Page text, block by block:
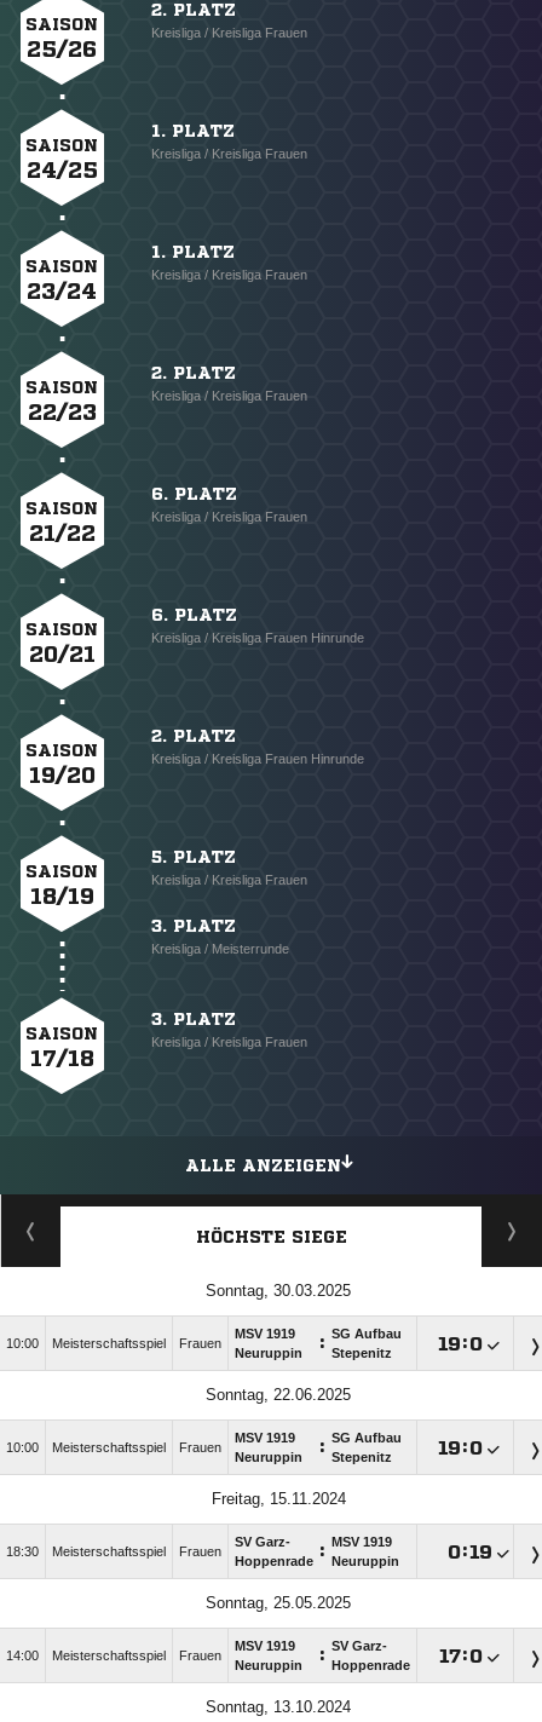
SAISON
25/26
2. PLATZ
Kreisliga / Kreisliga Frauen
SAISON
24/25
1. PLATZ
Kreisliga / Kreisliga Frauen
SAISON
23/24
1. PLATZ
Kreisliga / Kreisliga Frauen
SAISON
22/23
2. PLATZ
Kreisliga / Kreisliga Frauen
SAISON
21/22
6. PLATZ
Kreisliga / Kreisliga Frauen
SAISON
20/21
6. PLATZ
Kreisliga / Kreisliga Frauen Hinrunde
SAISON
19/20
2. PLATZ
Kreisliga / Kreisliga Frauen Hinrunde
SAISON
18/19
5. PLATZ
Kreisliga / Kreisliga Frauen
3. PLATZ
Kreisliga / Meisterrunde
SAISON
17/18
3. PLATZ
Kreisliga / Kreisliga Frauen
ALLE ANZEIGEN
HÖCHSTE SIEGE
Sonntag, 30.03.2025
10:00 Meisterschaftsspiel Frauen
MSV 1919
Neuruppin
: SG Aufbau
Stepenitz
:
Sonntag, 22.06.2025
10:00 Meisterschaftsspiel Frauen
MSV 1919
Neuruppin
: SG Aufbau
Stepenitz
:
Freitag, 15.11.2024
18:30 Meisterschaftsspiel Frauen
SV Garz-
Hoppenrade :
MSV 1919
Neuruppin
:
Sonntag, 25.05.2025
14:00 Meisterschaftsspiel Frauen
MSV 1919
Neuruppin
: SV Garz-
Hoppenrade
:
Sonntag, 13.10.2024